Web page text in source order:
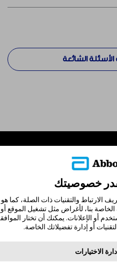
الشائعة
ذات الصلة هي علامات لشركة أبوت
خصوصيتك
والتقنيات ذات الصلة، كما هو
بنا، لأغراض مثل تشغيل الموقع أو
أو الإعلانات. يمكنك أن تختار الموافقة
أو إدارة تفضيلاتك الخاصة.
الاختيارات